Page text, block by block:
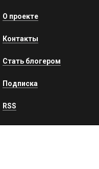
О проекте
Контакты
Стать блогером
Подписка
RSS